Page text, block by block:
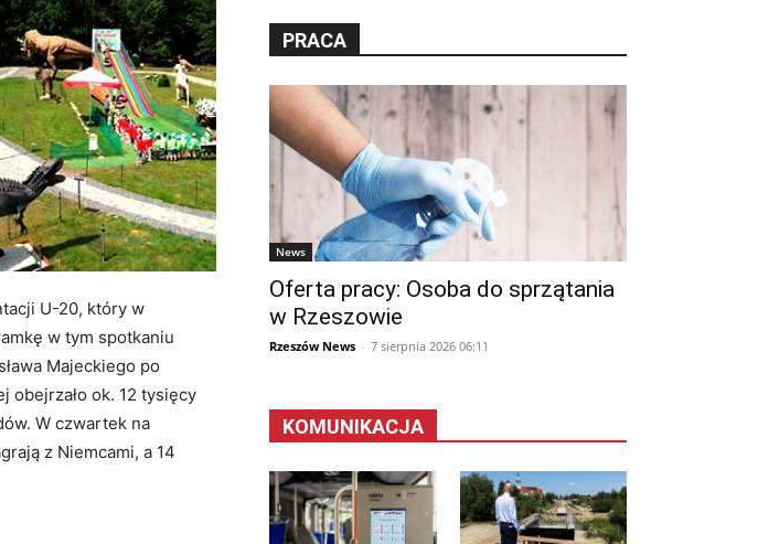
U-20, który w
w tym spotkaniu
Majeckiego po
obejrzało ok. 12 tysięcy
W czwartek na
z Niemcami, a 14
PRACA
News
Oferta pracy: Osoba do sprzątania
w Rzeszowie
Rzeszów News - 7 sierpnia 2026 06:11
KOMUNIKACJA